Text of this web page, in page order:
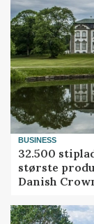
BUSINESS
32.500
største
Danish